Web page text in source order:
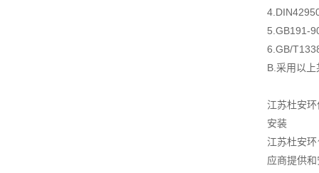
5.GB191-
6.GB/
B.采用以
江苏杜安
安装
江苏杜安
应商提供